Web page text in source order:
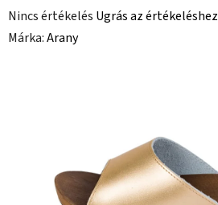
A
termék
Nincs értékelés Ugrás az értékeléshez
Márka:Arany